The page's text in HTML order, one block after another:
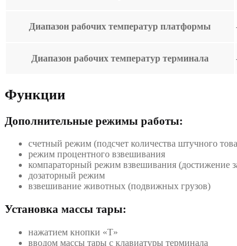
Диапазон рабочих температур платформы
Диапазон рабочих температур терминала
Функции
Дополнительные режимы работы:
счетный режим (подсчет количества штучного
режим процентного взвешивания
компараторный режим взвешивания (достижение
дозаторный режим
взвешивание животных (подвижных грузов)
Установка массы тары:
нажатием кнопки «T»
вводом массы тары с клавиатуры терминала